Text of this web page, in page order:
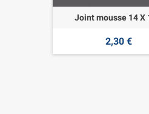
Joint mousse 14 X
2,30 €